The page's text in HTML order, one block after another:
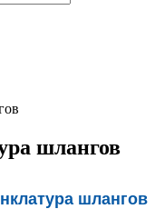
шлангов
шлангов